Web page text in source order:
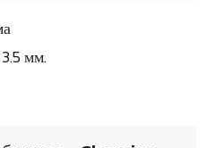
мм.